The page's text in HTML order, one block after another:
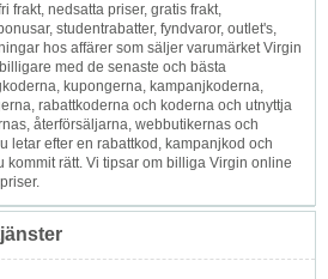
frakt, nedsatta priser, gratis frakt,
studentrabatter, fyndvaror, outlet's,
hos affärer som säljer varumärket Virgin
med de senaste och bästa
kupongerna, kampanjkoderna,
rabattkoderna och koderna och utnyttja
återförsäljarna, webbutikernas och
letar efter en rabattkod, kampanjkod och
kommit rätt. Vi tipsar om billiga Virgin online